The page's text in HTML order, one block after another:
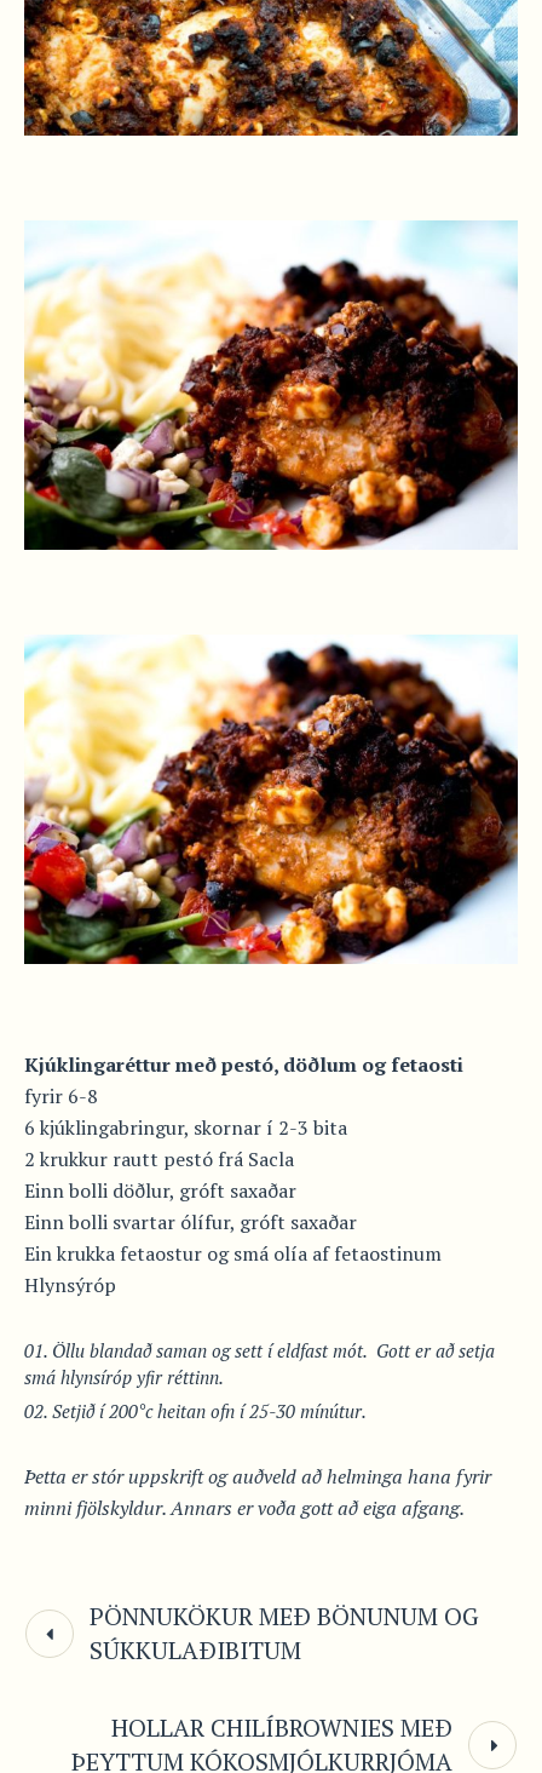
Kjúklingaréttur með pestó, döðlum og fetaosti
fyrir 6-8
6 kjúklingabringur, skornar í 2-3 bita
2 krukkur rautt pestó frá Sacla
Einn bolli döðlur, gróft saxaðar
Einn bolli svartar ólífur, gróft saxaðar
Ein krukka fetaostur og smá olía af fetaostinum
Hlynsýróp
Öllu blandað saman og sett í eldfast mót. Gott er að setja
smá hlynsíróp yfir réttinn.
Setjið í 200°c heitan ofn í 25-30 mínútur.
Þetta er stór uppskrift og auðveld að helminga hana fyrir
minni fjölskyldur. Annars er voða gott að eiga afgang.
PÖNNUKÖKUR MEÐ BÖNUNUM OG
SÚKKULAÐIBITUM
HOLLAR CHILÍBROWNIES MEÐ
ÞEYTTUM KÓKOSMJÓLKURRJÓMA